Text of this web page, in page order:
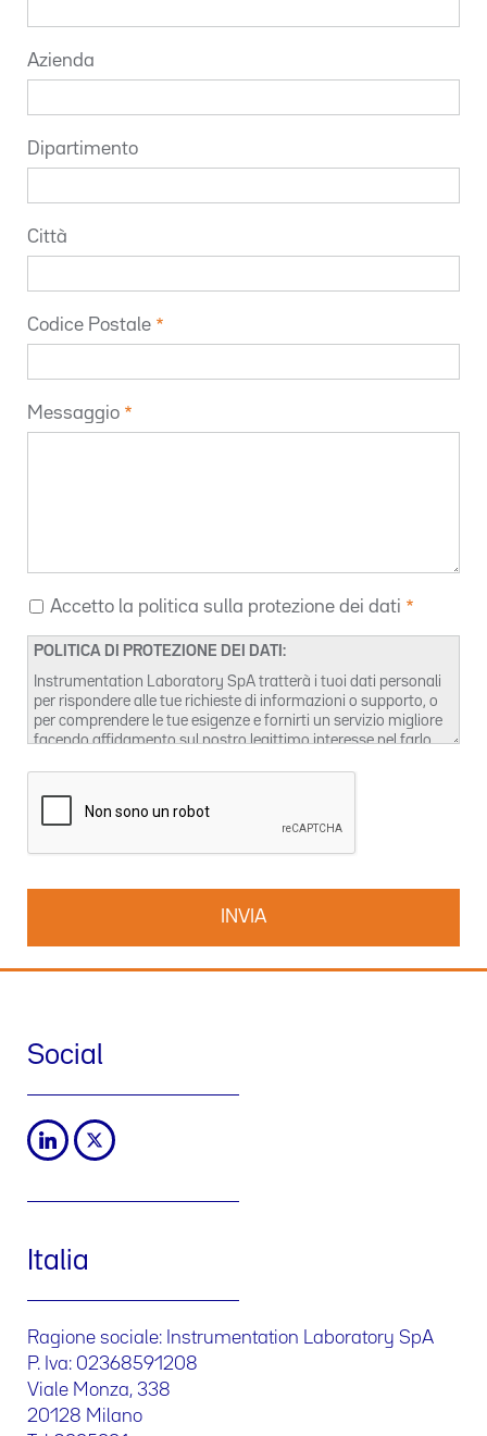
Azienda
Dipartimento
Città
Codice Postale
Messaggio
Accetto la politica sulla protezione dei dati
POLITICA DI PROTEZIONE DEI DATI:
Instrumentation Laboratory SpA tratterà i tuoi dati personali
per rispondere alle tue richieste di informazioni o supporto, o
per comprendere le tue esigenze e fornirti un servizio migliore
facendo affidamento sul nostro legittimo interesse nel farlo.
Informativa privacy
it@werfen.com.
Social
Italia
Ragione sociale: Instrumentation Laboratory SpA
P. Iva: 02368591208
Viale Monza, 338
20128 Milano